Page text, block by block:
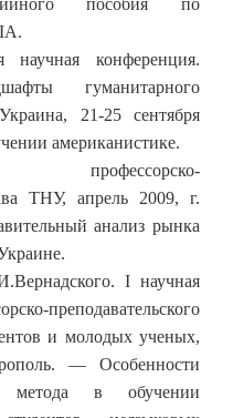
пособия по
научная конференция.
гуманитарного
21-25 сентября
американистике.
профессорско-
ТНУ, апрель 2009, г.
анализ рынка
I научная
преподавательского
и молодых ученых,
— Особенности
метода в обучении